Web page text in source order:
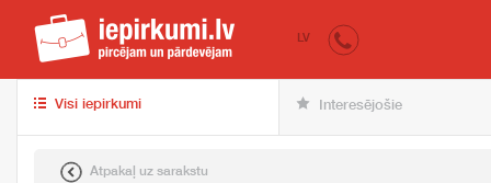
iepirkumi.lv
LV
Visi iepirkumi Interesējošie
Atpakaļ uz sarakstu